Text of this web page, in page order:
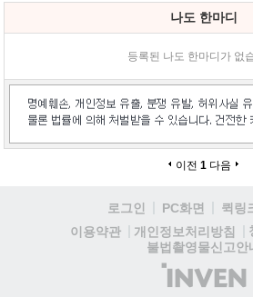
나도 한마디
등록된 나도 한마디가 없
이전 1 다음
로그인 PC화면 퀵링
이용약관
개인정보처리방침
불법촬영물신고안
(주)
인